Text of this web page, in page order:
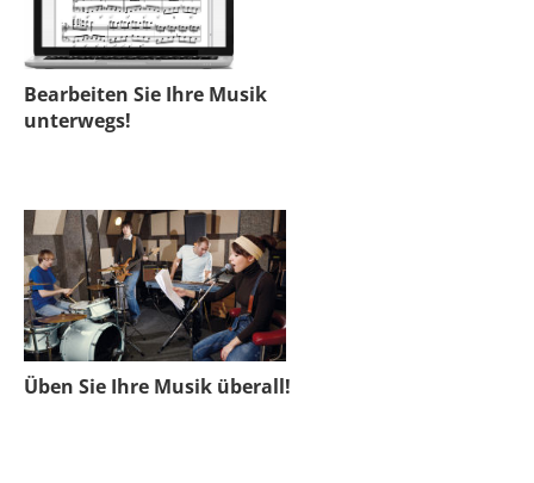
Bearbeiten Sie Ihre Musik
unterwegs!
Üben Sie Ihre Musik überall!